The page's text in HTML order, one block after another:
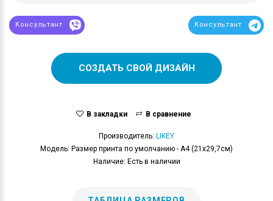
Консультант Консультант
СОЗДАТЬ СВОЙ ДИЗАЙН
В закладки В сравнение
Производитель: LIKEY
Модель: Размер принта по умолчанию - А4 (21x29,7см)
Наличие: Есть в наличии